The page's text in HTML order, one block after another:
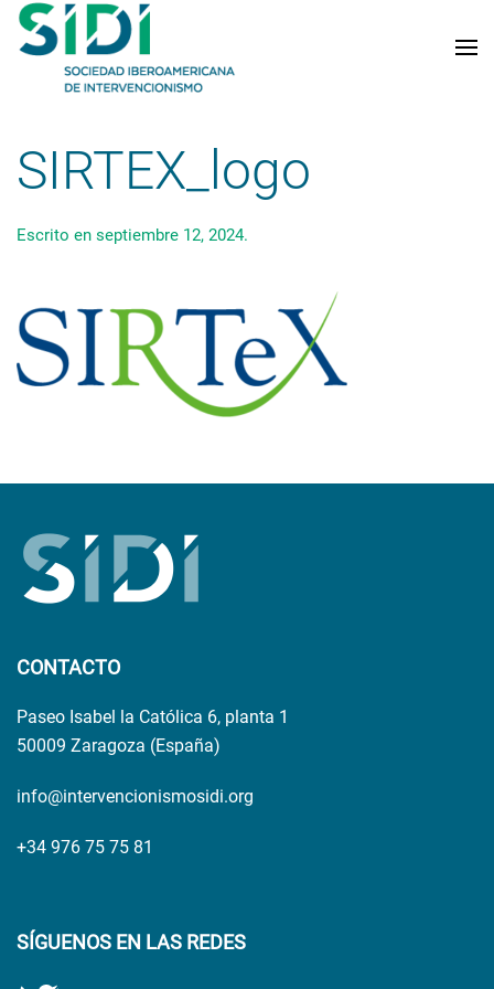
Skip to main content
SIRTEX_logo
Escrito en septiembre 12, 2024.
CONTACTO
Paseo Isabel la Católica 6, planta 1
50009 Zaragoza (España)
info@intervencionismosidi.org
+34 976 75 75 81
SÍGUENOS EN LAS REDES